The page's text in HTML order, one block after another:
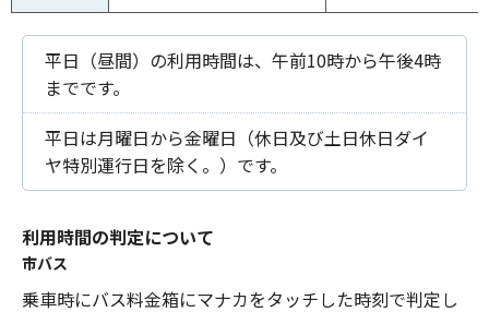
平日（昼間）の利用時間は、午前10時から午後4時
までです。
平日は月曜日から金曜日（休日及び土日休日ダイ
ヤ特別運行日を除く。）です。
利用時間の判定について
市バス
乗車時にバス料金箱にマナカをタッチした時刻で判定し